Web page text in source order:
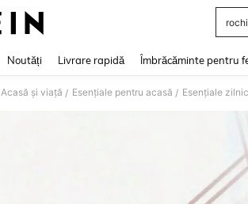
Noutăți Livrare rapidă Îmbrăcăminte pentru
Acasă și viață / Esenţiale pentru acasă / Esențiale